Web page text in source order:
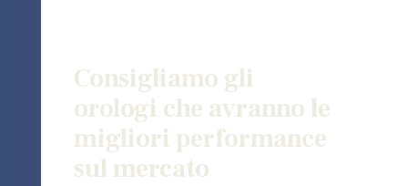
Consigliamo gli
orologi che avranno le
migliori performance
sul mercato